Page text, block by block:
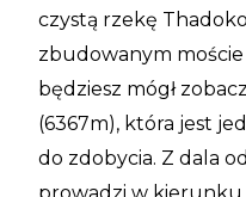
czystą rzekę
zbudowanym
będziesz mógł
(6367m), która jest
do zdobycia. Z dala